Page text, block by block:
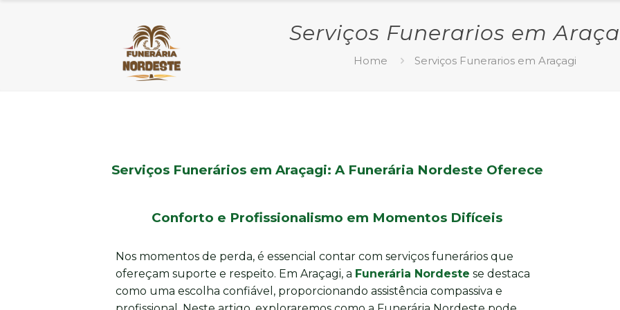
Serviços Funerarios em
Home Serviços Funerarios em Araçagi
Serviços Funerários em Araçagi: A Funerária Nordeste Oferece
Conforto e Profissionalismo em Momentos Difíceis
Nos momentos de perda, é essencial contar com serviços funerários que
ofereçam suporte e respeito. Em Araçagi, a Funerária Nordeste se destaca
como uma escolha confiável, proporcionando assistência compassiva e